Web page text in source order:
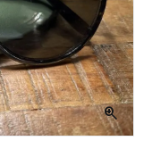
zoom_in